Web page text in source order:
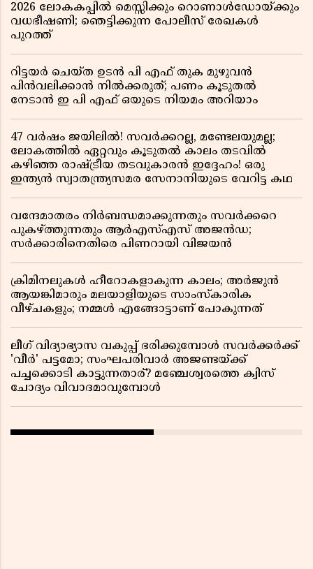
2026 ലോകകപ്പിൽ മെസ്സിക്കും റൊണാൾഡോയ്ക്കും
വധഭീഷണി; ഞെട്ടിക്കുന്ന പോലീസ് രേഖകൾ
പുറത്ത്
റിട്ടയർ ചെയ്ത ഉടൻ പി എഫ് തുക മുഴുവൻ
പിൻവലിക്കാൻ നിൽക്കരുത്; പണം കൂടുതൽ
നേടാൻ ഇ പി എഫ് ഒയുടെ നിയമം അറിയാം
47 വർഷം ജയിലിൽ! സവർക്കറല്ല, മണ്ടേലയുമല്ല;
ലോകത്തിൽ ഏറ്റവും കൂടുതൽ കാലം തടവിൽ
കഴിഞ്ഞ രാഷ്ട്രീയ തടവുകാരൻ ഇദ്ദേഹം! ഒരു
ഇന്ത്യൻ സ്വാതന്ത്ര്യസമര സേനാനിയുടെ വേറിട്ട കഥ
വന്ദേമാതരം നിർബന്ധമാക്കുന്നതും സവർക്കറെ
പുകഴ്ത്തുന്നതും ആർഎസ്എസ് അജൻഡ;
സർക്കാരിനെതിരെ പിണറായി വിജയൻ
ക്രിമിനലുകൾ ഹീറോകളാകുന്ന കാലം; അർജുൻ
ആയങ്കിമാരും മലയാളിയുടെ സാംസ്കാരിക
വീഴ്ചകളും; നമ്മൾ എങ്ങോട്ടാണ് പോകുന്നത്
ലീഗ് വിദ്യാഭ്യാസ വകുപ്പ് ഭരിക്കുമ്പോൾ സവർക്കർക്ക്
'വീർ' പട്ടമോ; സംഘപരിവാർ അജണ്ടയ്ക്ക്
പച്ചക്കൊടി കാട്ടുന്നതാര്? മഞ്ചേശ്വരത്തെ ക്വിസ്
ചോദ്യം വിവാദമാവുമ്പോൾ